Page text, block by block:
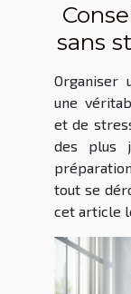
sans
Organiser
une
et de
des plus
tout se
cet article